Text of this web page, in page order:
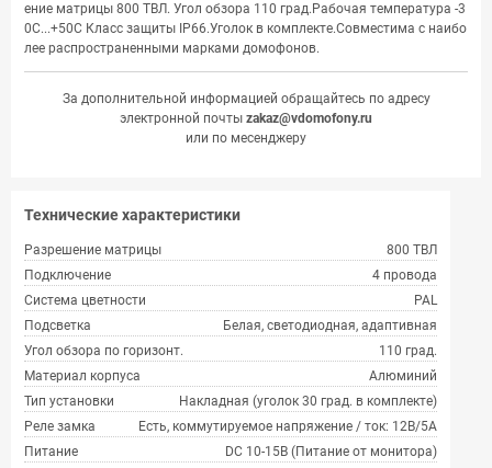
ение матрицы 800 ТВЛ. Угол обзора 110 град.Рабочая температура -3
0С...+50С Класс защиты IP66.Уголок в комплекте.Совместима с наибо
лее распространенными марками домофонов.
За дополнительной информацией обращайтесь по адресу
электронной почты zakaz@vdomofony.ru
или по месенджеру
Технические характеристики
Разрешение матрицы
800 ТВЛ
Подключение
4 провода
Система цветности
PAL
Подсветка
Белая, светодиодная, адаптивная
Угол обзора по горизонт.
110 град.
Материал корпуса
Алюминий
Тип установки
Накладная (уголок 30 град. в комплекте)
Реле замка
Есть, коммутируемое напряжение / ток: 12В/5А
Питание
DC 10-15В (Питание от монитора)